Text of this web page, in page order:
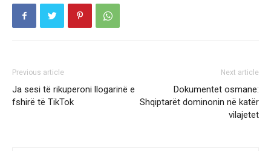
Previous article
Ja sesi të rikuperoni llogarinë e
fshirë të TikTok
Next article
Dokumentet osmane:
Shqiptarët dominonin në katër
vilajetet